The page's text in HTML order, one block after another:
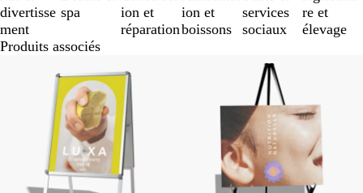
divertisse
ment
spa
ion et
réparation
ion et
boissons
services
sociaux
re et
élevage
6
Produits associés
Nouvelles options